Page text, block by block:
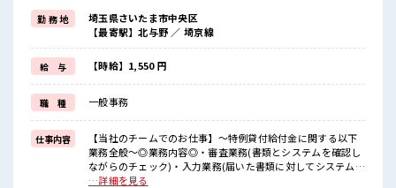
≪無理なく働ける≫
場合によってはお願いすることもありますが、
残業はほとんどナシ！
≪完全週休二日制≫
週末は家族や友人と一緒にプライベート満喫！
≪自分に合った期間で働ける≫
福利厚生が整った派遣のお仕事です！
■職場の雰囲気
残業は少なめ！
たまに残業するくらいなら…という方、
応募お待ちしております！
土日祝休みなので、
勤 務 地
埼玉県さいたま市中央区
【最寄駅】北与野 ／ 埼京線
給 与 【時給】1,550 円
職 種 一般事務
仕事内容
【当社のチームでのお仕事】～特例貸付給付金に関する以下
業務全般～◎業務内容◎・審査業務(書類とシステムを確認し
ながらのチェック)・入力業務(届いた書類に対してシステムへ
入力)・納品業務(システムからデータを抽出してExcelにてデ
…詳細を見る